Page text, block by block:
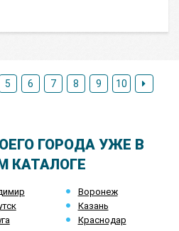
5 6 7 8 9 10
ГОРОДА УЖЕ В
КАТАЛОГЕ
Воронеж
Казань
Краснодар